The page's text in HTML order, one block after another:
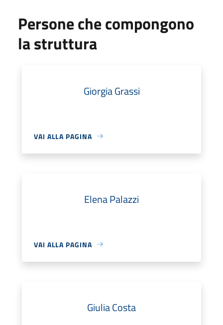
Persone che compongono
la struttura
Giorgia Grassi
VAI ALLA PAGINA
Elena Palazzi
VAI ALLA PAGINA
Giulia Costa